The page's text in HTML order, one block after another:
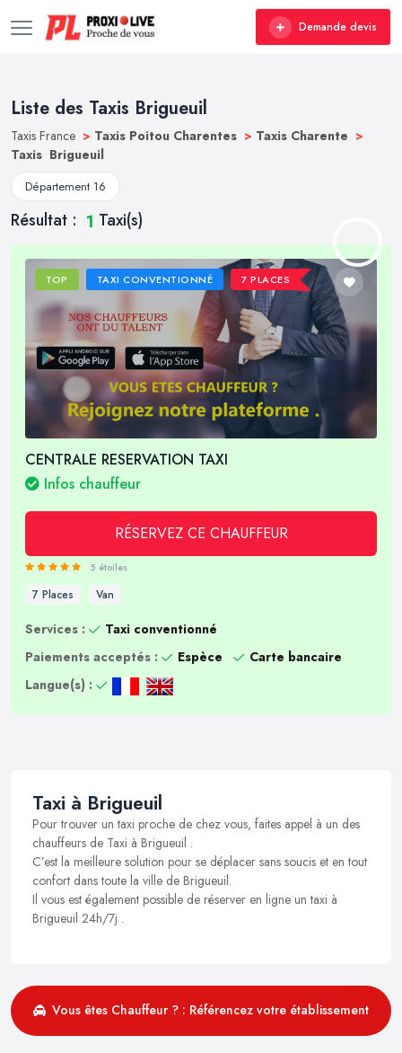
Demande devis
Liste des Taxis Brigueuil
Taxis France > Taxis Poitou Charentes > Taxis Charente >
Taxis Brigueuil
Département 16
Résultat : 1 Taxi(s)
TOP TAXI CONVENTIONNÉ 7 PLACES
CENTRALE RESERVATION TAXI
Infos chauffeur
RÉSERVEZ CE CHAUFFEUR
5 étoiles
7 Places Van
Services :
Taxi conventionné
Paiements acceptés :
Espèce
Carte bancaire
Langue(s) :
Taxi à Brigueuil
Pour trouver un taxi proche de chez vous, faites appel à un des
chauffeurs de Taxi à Brigueuil .
C’est la meilleure solution pour se déplacer sans soucis et en tout
confort dans toute la ville de Brigueuil.
Il vous est également possible de réserver en ligne un taxi à
Brigueuil 24h/7j .
Vous êtes Chauffeur ? : Référencez votre établissement